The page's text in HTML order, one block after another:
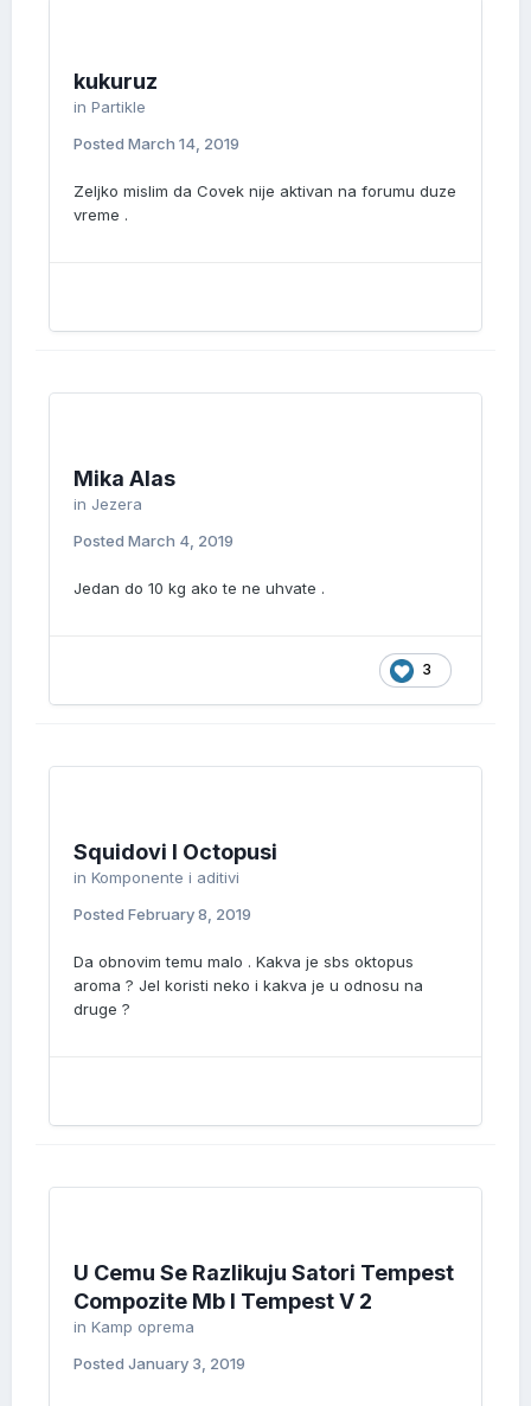
kukuruz
in Partikle
Posted March 14, 2019
Zeljko mislim da Covek nije aktivan na forumu duze
vreme .
Mika Alas
in Jezera
Posted March 4, 2019
Jedan do 10 kg ako te ne uhvate .
3
Squidovi I Octopusi
in Komponente i aditivi
Posted February 8, 2019
Da obnovim temu malo . Kakva je sbs oktopus
aroma ? Jel koristi neko i kakva je u odnosu na
druge ?
U Cemu Se Razlikuju Satori Tempest
Compozite Mb I Tempest V 2
in Kamp oprema
Posted January 3, 2019